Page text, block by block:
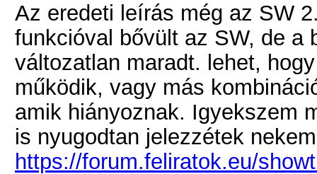
Az eredeti leírás még az SW
funkcióval bővült az SW, de a
változatlan maradt. lehet,
működik, vagy más
amik hiányoznak. Igyekszem
is nyugodtan jelezzétek
https://forum.feliratok.eu/